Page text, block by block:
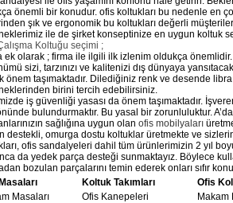
önemli bir konudur. ofis koltukları bu nedenle en
şık ve ergonomik bu koltukları değerli
ile de şirket konseptinize en uygun koltuk
Koltuğu seçimi ;
ek olarak ; firma ile ilgili ilk izlenim oldukça önemlidir.
sizi, tarzınızı ve kalitenizi dış dünyaya
önem taşımaktadır. Dilediğiniz renk ve desende
birini tercih edebilirsiniz.
iş güvenliği yasası da önem taşımaktadır.
bulundurmaktır. Bu yasal bir zorunluluktur.
sağlığına uygun olan ofis mobilyaları
destekli, omurga dostu koltuklar üretmekte ve
ofis sandalyeleri dahil tüm ürünlerimizin 2 yıl
da yedek parça desteği sunmaktayız. Böylece
bozulan parçalarını temin ederek onları sıfır
Koltuk Takımları
Ofis
Masaları
Ofis Kanepeleri
Makam